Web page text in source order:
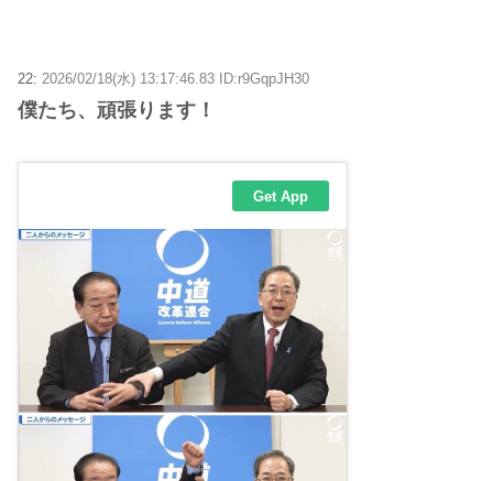
22: 2026/02/18(水) 13:17:46.83 ID:r9GqpJH30
僕たち、頑張ります！